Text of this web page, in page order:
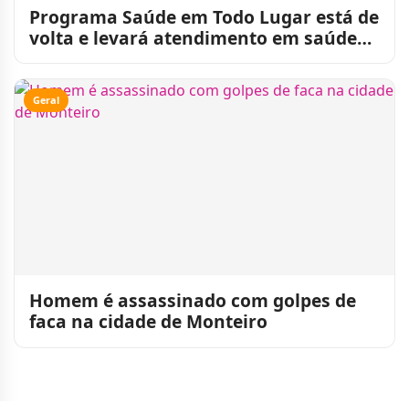
Programa Saúde em Todo Lugar está de
volta e levará atendimento em saúde
Geral
Homem é assassinado com golpes de
faca na cidade de Monteiro